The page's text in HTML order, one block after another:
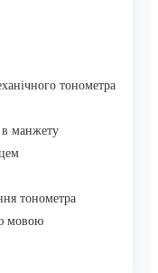
тонометра
манжету
тонометра
мовою